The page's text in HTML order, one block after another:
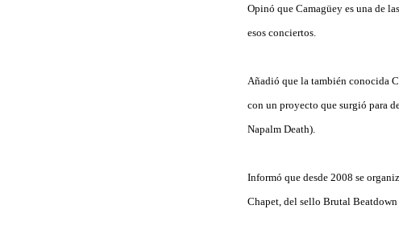
Opinó que Camagüey es una de
esos conciertos.
Añadió que la también conocida
con un proyecto que surgió para
Napalm Death).
Informó que desde 2008 se
Chapet, del sello Brutal